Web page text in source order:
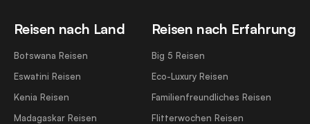
Reisen nach Land
Botswana Reisen
Eswatini Reisen
Kenia Reisen
Madagaskar Reisen
Reisen nach Erfahrung
Big 5 Reisen
Eco-Luxury Reisen
Familienfreundliches Reisen
Flitterwochen Reisen